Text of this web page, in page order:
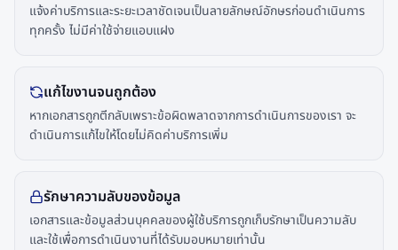
แจ้งค่าบริการและระยะเวลาชัดเจนเป็นลายลักษณ์อักษรก่อนดำเนินการ
ทุกครั้ง ไม่มีค่าใช้จ่ายแอบแฝง
แก้ไขงานจนถูกต้อง
หากเอกสารถูกตีกลับเพราะข้อผิดพลาดจากการดำเนินการของเรา จะ
ดำเนินการแก้ไขให้โดยไม่คิดค่าบริการเพิ่ม
รักษาความลับของข้อมูล
เอกสารและข้อมูลส่วนบุคคลของผู้ใช้บริการถูกเก็บรักษาเป็นความลับ
และใช้เพื่อการดำเนินงานที่ได้รับมอบหมายเท่านั้น